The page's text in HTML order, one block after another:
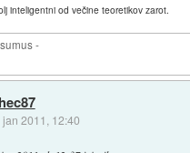
inteligentni od večine teoretikov zarot.
-
jan 2011, 12:40